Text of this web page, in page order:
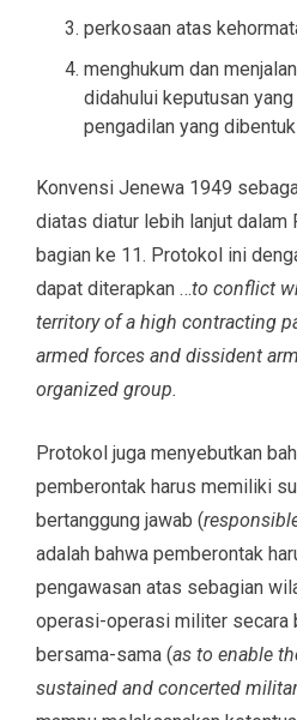
perkosaan atas
menghukum dan
didahului keputusan
pengadilan yang
Konvensi Jenewa 1949
diatas diatur lebih lanjut dalam
bagian ke 11. Protokol ini
dapat diterapkan …to conflict
territory of a high contracting
armed forces and dissident
organized group.
Protokol juga menyebutkan
pemberontak harus memiliki
bertanggung jawab (
adalah bahwa pemberontak
pengawasan atas sebagian
operasi-operasi militer secara
bersama-sama (as to enable
sustained and concerted